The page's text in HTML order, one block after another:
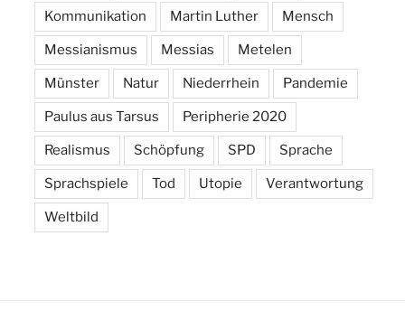
Kommunikation Martin Luther Mensch
Messianismus Messias Metelen
Münster Natur Niederrhein Pandemie
Paulus aus Tarsus Peripherie 2020
Realismus Schöpfung SPD Sprache
Sprachspiele Tod Utopie Verantwortung
Weltbild